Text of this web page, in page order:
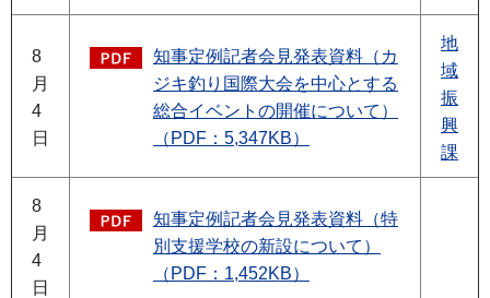
8
月
4
日
知事定例記者会見発表資料（カ
ジキ釣り国際大会を中心とする
総合イベントの開催について）
（PDF：5,347KB）
地
域
振
興
課
8
月
4
日
知事定例記者会見発表資料（特
別支援学校の新設について）
（PDF：1,452KB）